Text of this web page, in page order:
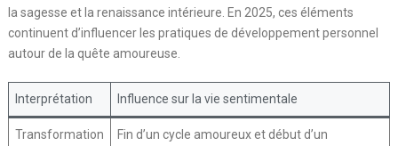
la sagesse et la renaissance intérieure. En 2025, ces éléments
continuent d’influencer les pratiques de développement personnel
autour de la quête amoureuse.
Interprétation Influence sur la vie sentimentale
Transformation
Fin d’un cycle amoureux et début d’un